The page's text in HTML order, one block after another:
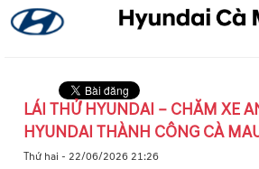
LÁI THỬ HYUNDAI – CHĂM XE
HYUNDAI THÀNH CÔNG CÀ
Thứ hai - 22/06/2026 21:26